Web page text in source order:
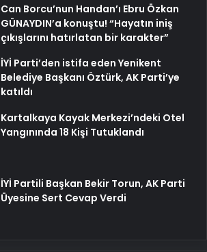
Can Borcu’nun Handan’ı Ebru Özkan
GÜNAYDIN’a konuştu! “Hayatın iniş
çıkışlarını hatırlatan bir karakter”
İYİ Parti’den istifa eden Yenikent
Belediye Başkanı Öztürk, AK Parti’ye
katıldı
Kartalkaya Kayak Merkezi’ndeki Otel
Yangınında 18 Kişi Tutuklandı
İYİ Partili Başkan Bekir Torun, AK Parti
Üyesine Sert Cevap Verdi